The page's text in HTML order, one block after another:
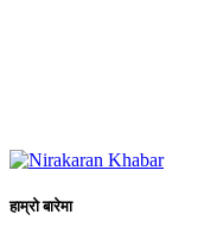
हाम्रो बारेमा